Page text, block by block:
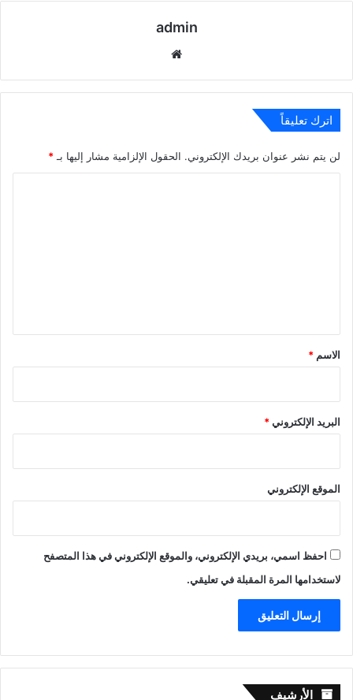
admin
اترك تعليقاً
لن يتم نشر عنوان بريدك الإلكتروني. الحقول الإلزامية مشار إليها بـ *
*
الاسم *
البريد الإلكتروني*
الموقع الإلكتروني
احفظ اسمي، بريدي الإلكتروني، والموقع الإلكتروني في هذا المتصفح
لاستخدامها المرة المقبلة في تعليقي.
الأرشيف الأرشيف